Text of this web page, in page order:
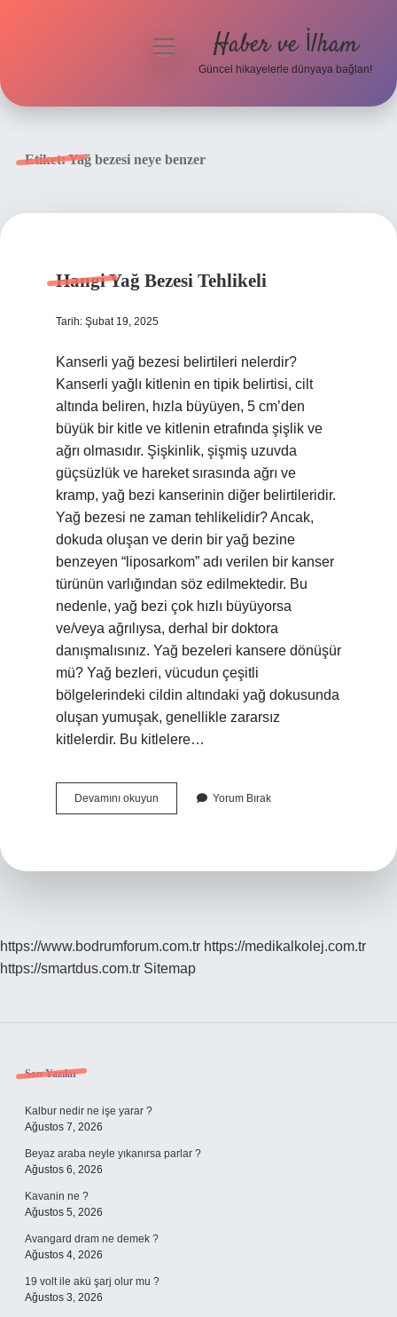
menüyü
Haber ve İlham
Güncel hikayelerle dünyaya bağlan!
Etiket:Yağ bezesi neye benzer
Hangi Yağ Bezesi Tehlikeli
Tarih: Şubat 19, 2025
Kanserli yağ bezesi belirtileri nelerdir?
Kanserli yağlı kitlenin en tipik belirtisi, cilt
altında beliren, hızla büyüyen, 5 cm’den
büyük bir kitle ve kitlenin etrafında şişlik ve
ağrı olmasıdır. Şişkinlik, şişmiş uzuvda
güçsüzlük ve hareket sırasında ağrı ve
kramp, yağ bezi kanserinin diğer belirtileridir.
Yağ bezesi ne zaman tehlikelidir? Ancak,
dokuda oluşan ve derin bir yağ bezine
benzeyen “liposarkom” adı verilen bir kanser
türünün varlığından söz edilmektedir. Bu
nedenle, yağ bezi çok hızlı büyüyorsa
ve/veya ağrılıysa, derhal bir doktora
danışmalısınız. Yağ bezeleri kansere dönüşür
mü? Yağ bezleri, vücudun çeşitli
bölgelerindeki cildin altındaki yağ dokusunda
oluşan yumuşak, genellikle zararsız
kitlelerdir. Bu kitlelere…
Devamını okuyun
Yağ
Yorum Bırak
https://www.bodrumforum.com.tr https://medikalkolej.com.tr
https://smartdus.com.tr Sitemap
Sidebar
Son Yazılar
Kalbur nedir ne işe yarar ?
Ağustos 7, 2026
Beyaz araba neyle yıkanırsa parlar ?
Ağustos 6, 2026
Kavanin ne ?
Ağustos 5, 2026
Avangard dram ne demek ?
Ağustos 4, 2026
19 volt ile akü şarj olur mu ?
Ağustos 3, 2026